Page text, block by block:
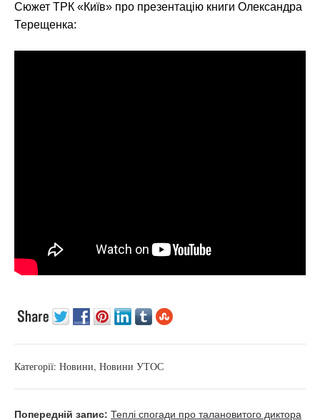
Сюжет ТРК «Київ» про презентацію книги Олександра
Терещенка:
Категорії: Новини, Новини УТОС
Попередній запис: Теплі спогади про талановитого диктора